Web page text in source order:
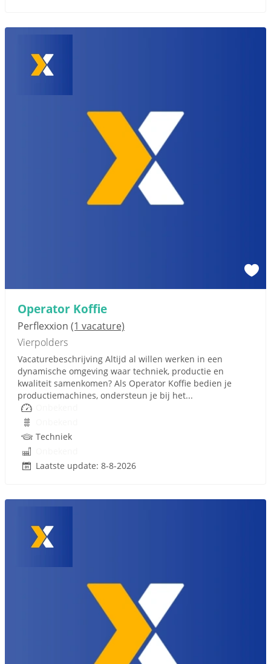
Operator Koffie
Perflexxion (1 vacature)
Vierpolders
Vacaturebeschrijving Altijd al willen werken in een
dynamische omgeving waar techniek, productie en
kwaliteit samenkomen? Als Operator Koffie bedien je
productiemachines, ondersteun je bij het...
Techniek
Laatste update: 8-8-2026